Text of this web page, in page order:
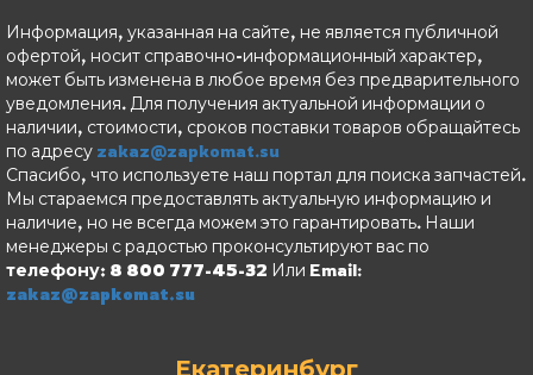
Информация, указанная на сайте, не является публичной
офертой, носит справочно-информационный характер,
может быть изменена в любое время без предварительного
уведомления. Для получения актуальной информации о
наличии, стоимости, сроков поставки товаров обращайтесь
по адресу zakaz@zapkomat.su
Спасибо, что используете наш портал для поиска запчастей.
Мы стараемся предоставлять актуальную информацию и
наличие, но не всегда можем это гарантировать. Наши
менеджеры с радостью проконсультируют вас по
телефону: 8 800 777-45-32 Или Email:
zakaz@zapkomat.su
Екатеринбург